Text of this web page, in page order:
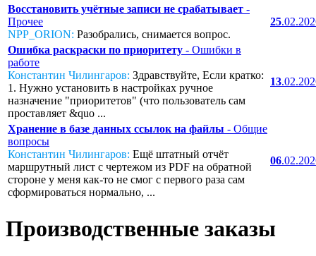
Восстановить учётные записи не срабатывает -
Прочее
NPP_ORION: Разобрались, снимается вопрос.
25
Ошибка раскраски по приоритету - Ошибки в
работе
Константин Чилингаров: Здравствуйте, Если кратко:
1. Нужно установить в настройках ручное
назначение "приоритетов" (что пользователь сам
проставляет &quo ...
13
Хранение в базе данных ссылок на файлы - Общие
вопросы
Константин Чилингаров: Ещё штатный отчёт
маршрутный лист с чертежом из PDF на обратной
стороне у меня как-то не смог с первого раза сам
сформироваться нормально, ...
06
Производственные заказы